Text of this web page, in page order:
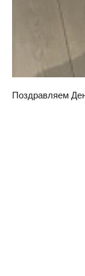
Поздравляем